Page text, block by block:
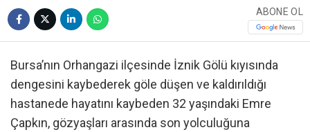
ABONE OL
Bursa’nın Orhangazi ilçesinde İznik Gölü kıyısında
dengesini kaybederek göle düşen ve kaldırıldığı
hastanede hayatını kaybeden 32 yaşındaki Emre
Çapkın, gözyaşları arasında son yolculuğuna